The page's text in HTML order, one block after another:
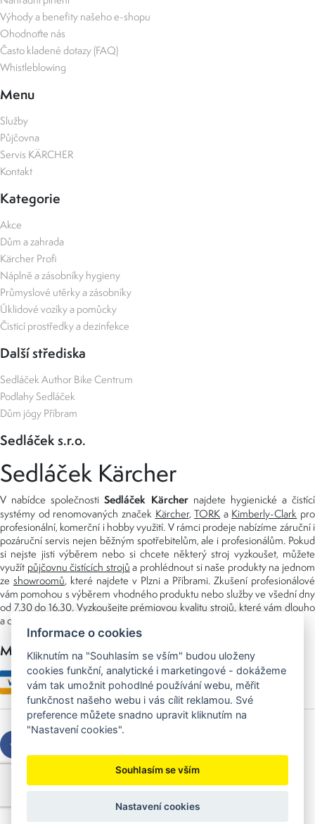
Výhody a benefity našeho e-shopu
Ohodnoťte nás
Často kladené dotazy (FAQ)
Whistleblowing
Menu
Služby
Půjčovna
Servis KÄRCHER
Kontakt
Kategorie
Akce
Dům a zahrada
Kärcher Profi
Náplně a zásobníky hygieny
Průmyslové utěrky a zásobníky
Úklidové vozíky a pomůcky
Čisticí prostředky a dezinfekce
Další střediska
Sedláček Author Bike Centrum
Podlahy Sedláček
Dům jógy Příbram
Sedláček s.r.o.
Sedláček Kärcher
V nabídce společnostiSedláček Kärchernajdete hygienické a čistící
systémy od renomovaných značek Kärcher,TORK a Kimberly-Clark pro
profesionální, komerční i hobby využití. V rámci prodeje nabízíme záruční i
pozáruční servis nejen běžným spotřebitelům, ale i profesionálům. Pokud
si nejste jisti výběrem nebo si chcete některý stroj vyzkoušet, můžete
využít půjčovnu čistících strojů a prohlédnout si naše produkty na jednom
ze showroomů, které najdete v Plzni a Příbrami. Zkušení profesionálové
vám pomohou s výběrem vhodného produktu nebo služby ve všední dny
od 7.30 do 16.30. Vyzkoušejte prémiovou kvalitu strojů, které vám dlouho
a dobře poslouží nejen doma, ale i v zaměstnání.
Možnosti platby
Copyright © 2026 Sedláček s.r.o.
Created byOLC Webdesign
Informace o cookies
Kliknutím na "Souhlasím se vším" budou uloženy
cookies funkční, analytické i marketingové - dokážeme
vám tak umožnit pohodlné používání webu, měřit
funkčnost našeho webu i vás cílit reklamou. Své
preference můžete snadno upravit kliknutím na
"Nastavení cookies".
Souhlasím se vším
Nastavení cookies